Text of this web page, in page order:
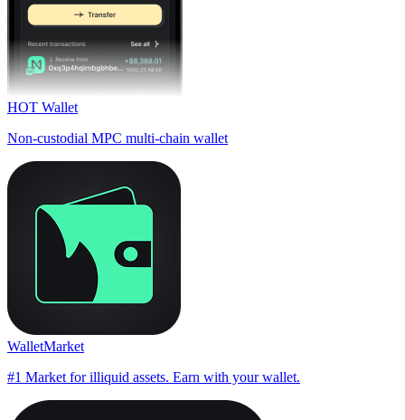
HOT Wallet
Non-custodial MPC multi-chain wallet
WalletMarket
#1 Market for illiquid assets. Earn with your wallet.